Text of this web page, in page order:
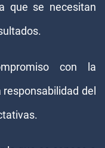
que se necesitan
con la
del